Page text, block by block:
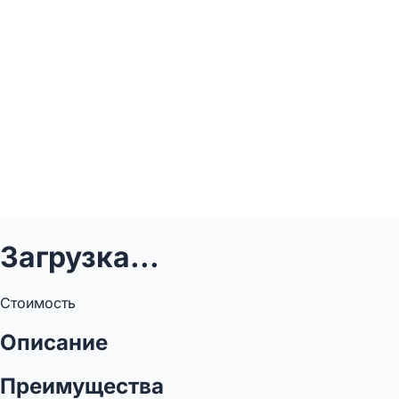
Загрузка...
Стоимость
Описание
Преимущества